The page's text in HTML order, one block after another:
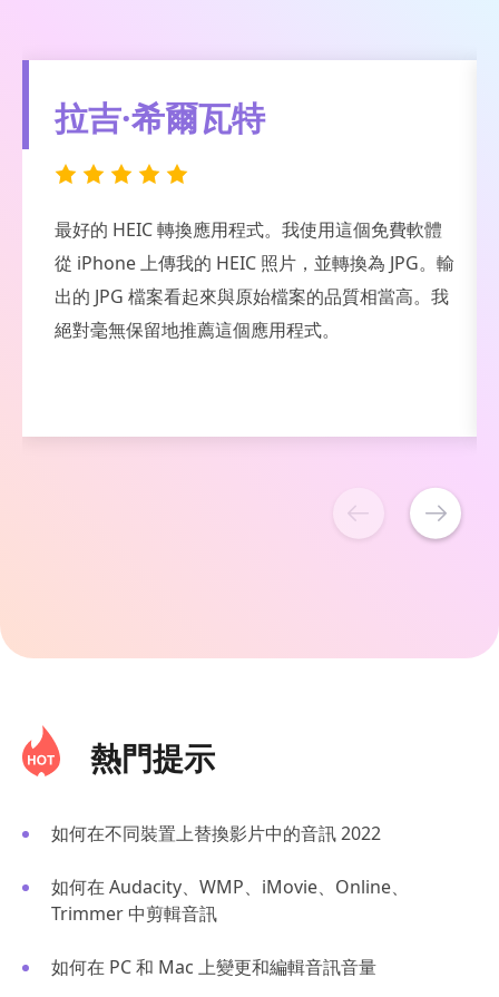
海蒂·約翰遜
它是一個很好的救星。我用 iPhone 拍攝了多張
HEIC 照片用於工作檢查，並且必須使用 Google
Photos 在 Windows 11 電腦上開啟它們。但有了
這個軟體，我可以將 HEIC 轉換為 JPG，並且節省
熱門提示
如何在不同裝置上替換影片中的音訊 2022
如何在 Audacity、WMP、iMovie、Online、
Trimmer 中剪輯音訊
如何在 PC 和 Mac 上變更和編輯音訊音量